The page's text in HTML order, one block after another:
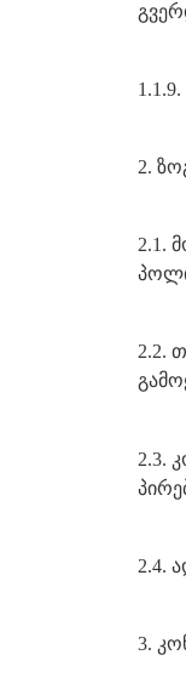
2.
2.1.
2.2.
2.3.
2.4.
3.